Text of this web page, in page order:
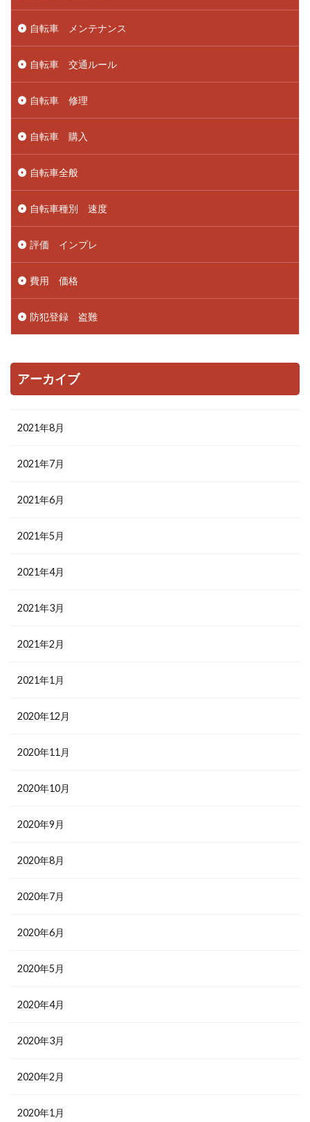
自転車 メンテナンス
自転車 交通ルール
自転車 修理
自転車 購入
自転車全般
自転車種別 速度
評価 インプレ
費用 価格
防犯登録 盗難
アーカイブ
2021年8月
2021年7月
2021年6月
2021年5月
2021年4月
2021年3月
2021年2月
2021年1月
2020年12月
2020年11月
2020年10月
2020年9月
2020年8月
2020年7月
2020年6月
2020年5月
2020年4月
2020年3月
2020年2月
2020年1月